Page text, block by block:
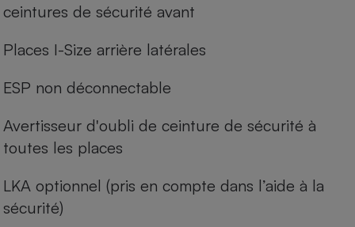
ceintures de sécurité avant
Places I-Size arrière latérales
ESP non déconnectable
Avertisseur d'oubli de ceinture de sécurité à
toutes les places
LKA optionnel (pris en compte dans l’aide à la
sécurité)